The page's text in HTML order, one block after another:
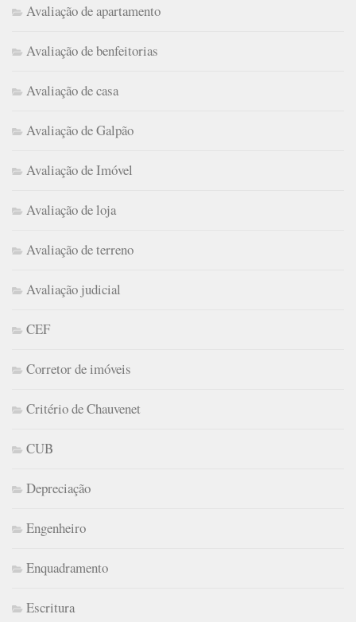
Avaliação de apartamento
Avaliação de benfeitorias
Avaliação de casa
Avaliação de Galpão
Avaliação de Imóvel
Avaliação de loja
Avaliação de terreno
Avaliação judicial
CEF
Corretor de imóveis
Critério de Chauvenet
CUB
Depreciação
Engenheiro
Enquadramento
Escritura